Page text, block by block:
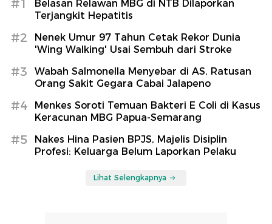
#1
Belasan Relawan MBG di NTB Dilaporkan
Terjangkit Hepatitis
#2
Nenek Umur 97 Tahun Cetak Rekor Dunia
'Wing Walking' Usai Sembuh dari Stroke
#3
Wabah Salmonella Menyebar di AS, Ratusan
Orang Sakit Gegara Cabai Jalapeno
#4
Menkes Soroti Temuan Bakteri E Coli di Kasus
Keracunan MBG Papua-Semarang
#5
Nakes Hina Pasien BPJS, Majelis Disiplin
Profesi: Keluarga Belum Laporkan Pelaku
Lihat Selengkapnya